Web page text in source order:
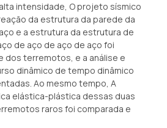
intensidade, O projeto sísmico
da estrutura da parede da
e a estrutura da estrutura de
de aço de aço de aço foi
dos terremotos, e a análise e
dinâmico de tempo dinâmico
Ao mesmo tempo, A
elástica-plástica dessas duas
raros foi comparada e